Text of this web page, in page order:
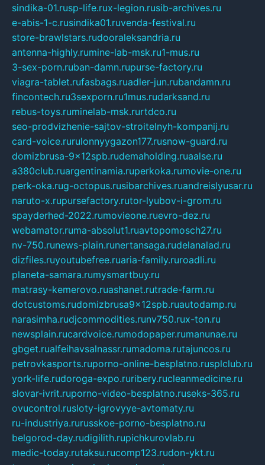
sindika-01.rusp-life.rux-legion.rusib-archives.ru
e-abis-1-c.rusindika01.ruvenda-festival.ru
store-brawlstars.rudooraleksandria.ru
antenna-highly.rumine-lab-msk.ru1-mus.ru
3-sex-porn.ruban-damn.rupurse-factory.ru
viagra-tablet.rufasbags.ruadler-jun.rubandamn.ru
fincontech.ru3sexporn.ru1mus.rudarksand.ru
rebus-toys.ruminelab-msk.rurtdco.ru
seo-prodvizhenie-sajtov-stroitelnyh-kompanij.ru
card-voice.rurulonnyygazon177.rusnow-guard.ru
domizbrusa-9x12spb.rudemaholding.ruaalse.ru
a380club.ruargentinamia.ruperkoka.rumovie-one.ru
perk-oka.rug-octopus.rusibarchives.ruandreislyusar.ru
naruto-x.rupursefactory.rutor-lyubov-i-grom.ru
spayderhed-2022.rumovieone.ruevro-dez.ru
webamator.ruma-absolut1.ruavtopomosch27.ru
nv-750.runews-plain.runertansaga.rudelanalad.ru
dizfiles.ruyoutubefree.ruaria-family.ruroadli.ru
planeta-samara.rumysmartbuy.ru
matrasy-kemerovo.ruashanet.rutrade-farm.ru
dotcustoms.rudomizbrusa9x12spb.ruautodamp.ru
narasimha.rudjcommodities.runv750.rux-ton.ru
newsplain.rucardvoice.rumodopaper.rumanunae.ru
gbget.rualfeihavsalnassr.rumadoma.rutajuncos.ru
petrovkasports.ruporno-online-besplatno.rusplclub.ru
york-life.rudoroga-expo.ruribery.rucleanmedicine.ru
slovar-ivrit.ruporno-video-besplatno.ruseks-365.ru
ovucontrol.rusloty-igrovyye-avtomaty.ru
ru-industriya.rurusskoe-porno-besplatno.ru
belgorod-day.rudigilith.rupichkurovlab.ru
medic-today.rutaksu.rucomp123.rudon-ykt.ru